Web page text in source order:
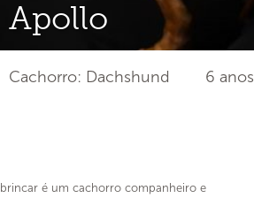
Apollo
Cachorro: Dachshund 6 anos
é um cachorro companheiro e